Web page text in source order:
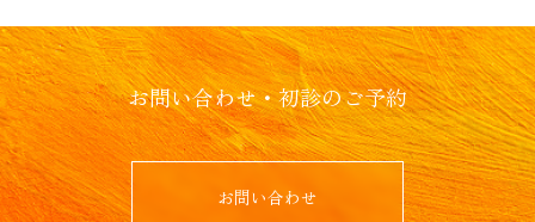
お問い合わせ・初診のご予約
お問い合わせ